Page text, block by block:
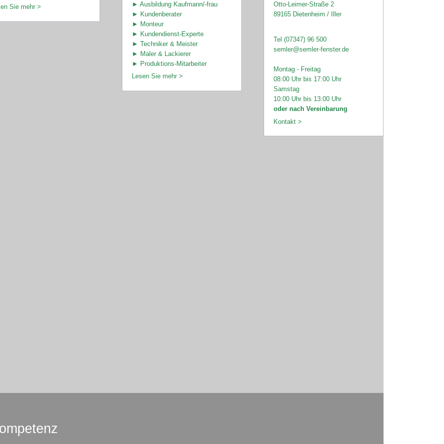
Sie mehr >
► Ausbildung Kaufmann/-frau
► Kundenberater
► Monteur
► Kundendienst-Experte
► Techniker & Meister
► Maler & Lackierer
► Produktions-Mitarbeiter
Lesen Sie mehr >
Otto-Leimer-Straße 2
89165 Dietenheim / Iller
Tel (07347) 96 500
semler@semler-fenster.de
Montag - Freitag
08:00 Uhr bis 17:00 Uhr
Samstag
10:00 Uhr bis 13:00 Uhr
oder nach Vereinbarung
Kontakt >